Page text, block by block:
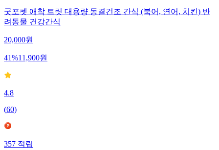
굿포펫 애착 트릿 대용량 동결건조 간식 (북어, 연어, 치킨) 반
려동물 건강간식
20,000원
41%11,900원
4.8
(60)
357 적립